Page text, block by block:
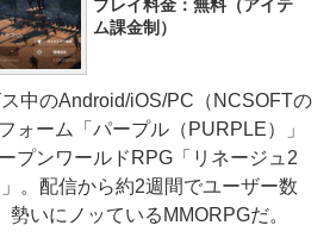
プレイ料金：無料（アイテ
ム課金制）
中のAndroid/iOS/PC（NCSOFTの
ォーム「パープル（PURPLE）」
プンワールドRPG「リネージュ2
。配信から約2週間でユーザー数
いにノッているMMORPGだ。